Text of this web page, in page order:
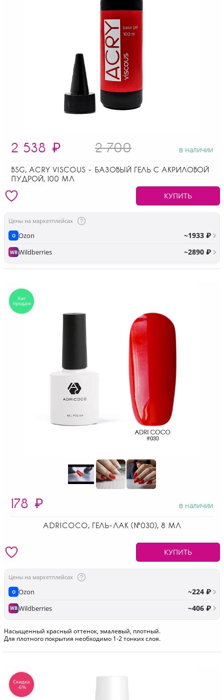
2 538 ₽ 2 700 в наличии
BSG, ACRY VISCOUS - БАЗОВЫЙ ГЕЛЬ С АКРИЛОВОЙ
ПУДРОЙ, 100 МЛ
КУПИТЬ
Цены на маркетплейсах
O Ozon ~1933 ₽
WBWildberries ~2890 ₽
178 ₽ в наличии
ADRICOCO, ГЕЛЬ-ЛАК (№030), 8 МЛ
КУПИТЬ
Цены на маркетплейсах
O Ozon ~224 ₽
WBWildberries ~406 ₽
Насыщенный красный оттенок, эмалевый, плотный.
Для плотного покрытия необходимо 1-2 тонких слоя.
Скидка
-6%